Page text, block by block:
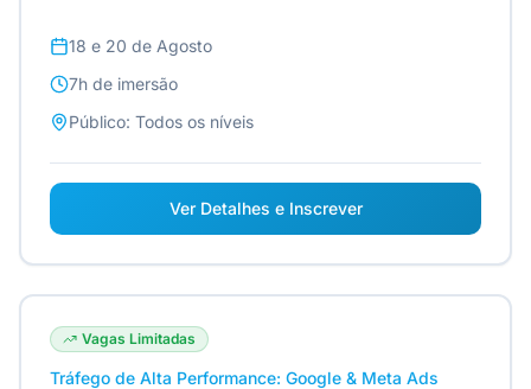
18 e 20 de Agosto
7h de imersão
Público: Todos os níveis
Ver Detalhes e Inscrever
Vagas Limitadas
Tráfego de Alta Performance: Google & Meta Ads